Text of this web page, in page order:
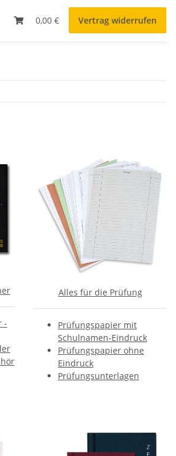
0,00 € Vertrag widerrufen
-
Alles für die Prüfung
Prüfungspapier mit
Schulnamen-Eindruck
Prüfungspapier ohne
Eindruck
Prüfungsunterlagen